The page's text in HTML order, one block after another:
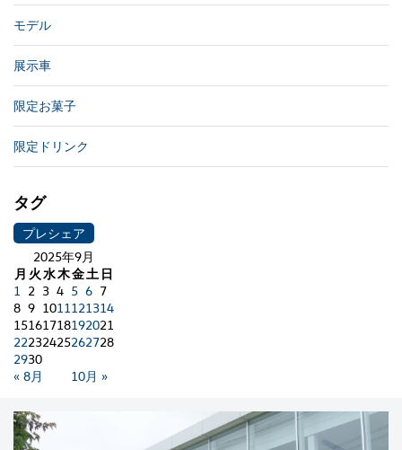
モデル
展示車
限定お菓子
限定ドリンク
タグ
プレシェア
2025年9月
月 火水木金土 日
« 8月 10月 »
1 2 3 4 5 6 7
8 9 1011121314
15161718192021
22232425262728
2930